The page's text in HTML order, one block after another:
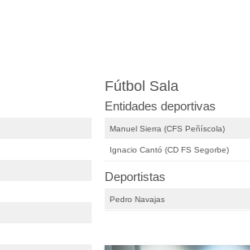
Fútbol Sala
Entidades deportivas
Manuel Sierra (CFS Peñíscola)
Ignacio Cantó (CD FS Segorbe)
Deportistas
Pedro Navajas